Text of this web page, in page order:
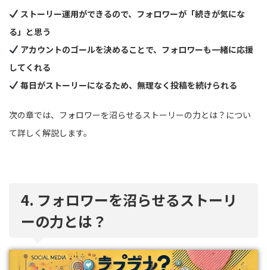
ストーリー運用ができるので、フォロワーが「続きが気にな
る」と思う
アカウントのゴールを決めることで、フォロワーも一緒に応援
してくれる
毎日がストーリーになるため、無理なく投稿を続けられる
次の章では、フォロワーを沼らせるストーリーの力とは？につい
て詳しく解説します。
4. フォロワーを沼らせるストーリ
ーの力とは？